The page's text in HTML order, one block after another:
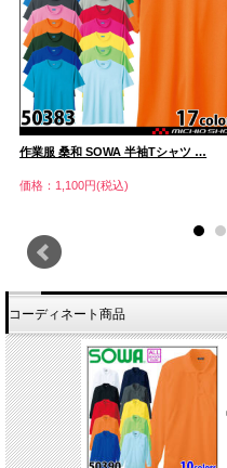
作業服 桑和 SOWA 半袖Tシャツ …
価格：1,100円(税込)
コーディネート商品